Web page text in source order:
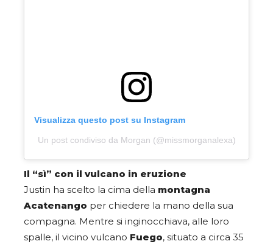
Visualizza questo post su Instagram
Un post condiviso da Morgan (@missmorganalexa)
Il “sì” con il vulcano in eruzione
Justin ha scelto la cima della montagna
Acatenango per chiedere la mano della sua
compagna. Mentre si inginocchiava, alle loro
spalle, il vicino vulcano Fuego, situato a circa 35